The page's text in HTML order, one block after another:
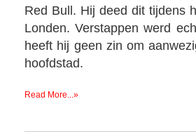
Red Bull. Hij deed dit tijdens
Londen. Verstappen werd
heeft hij geen zin om
hoofdstad.
Read More...»